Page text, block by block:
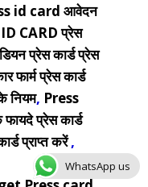
id card आवेदन
CARD प्रेस
प्रेस कार्डप्रेस
फार्म प्रेस कार्ड
नियम, Press
फायदेप्रेस कार्ड
प्राप्त करें,
WhatsApp us